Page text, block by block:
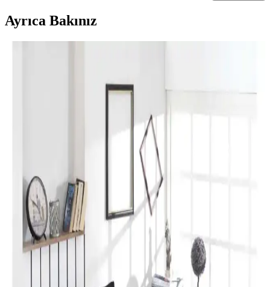
Ayrıca Bakınız
Perde ve nevresim uyumu, krem ve magnolia tonlarındaki odalarda
uyumlu renk ve desen önerileri sunulmaktadır.
Yılbaşı Nevresimleri ile Ev Dekorasyonunuzu
Geliştirin ve Atmosferinizi Zenginleştirin
Yılbaşı nevresimleri, renk, motif ve malzeme seçimleriyle evinizde
özel bir atmosfer yaratır. Dekorasyon detaylarıyla yılbaşı ruhunu
yansıtın ve yeni yılı sevdiklerinizle kutlayın.
Karaca Home Lavin %100 Pamuk Çift Kişilik
Nevresim Takımı Modern ve Şık Tasarım
Karaca Home’un Lavin nevresim takımı, %100 pamuklu kumaşı,
Adaçayı rengi ve modern tasarımıyla yatak odalarına şıklık ve
rahatlık katıyor. Uzun ömürlü ve kolay bakım özellikleriyle ideal bir